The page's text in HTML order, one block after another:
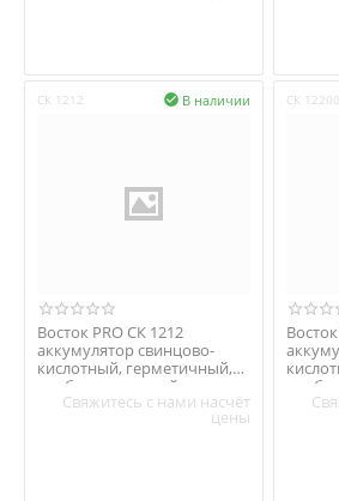
СК 1212 В наличии

Восток PRO СК 1212
аккумулятор свинцово-
кислотный, герметичный,
необслуживаемый
Свяжитесь с нами насчёт
цены
СК 12200